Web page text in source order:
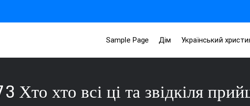
Sample Page Дім Український
Хто хто всі ці та звідкіля